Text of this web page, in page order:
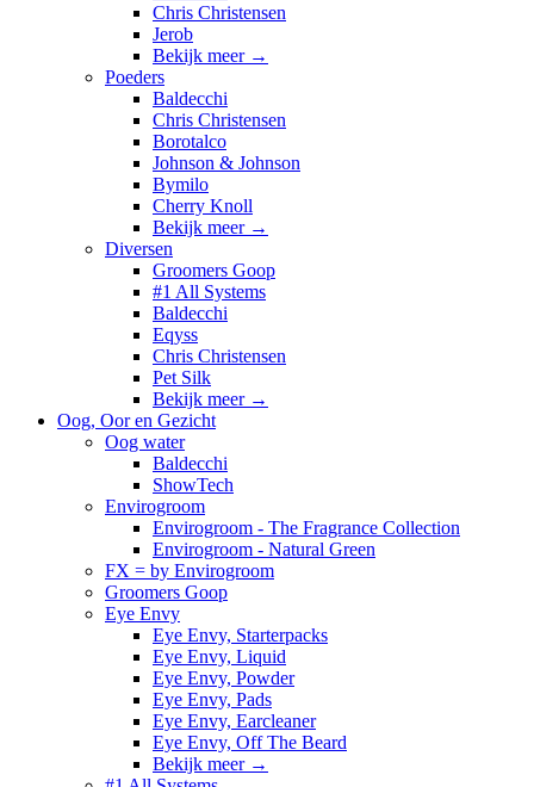
Chris Christensen
Jerob
Bekijk meer →
Poeders
Baldecchi
Chris Christensen
Borotalco
Johnson & Johnson
Bymilo
Cherry Knoll
Bekijk meer →
Diversen
Groomers Goop
#1 All Systems
Baldecchi
Eqyss
Chris Christensen
Pet Silk
Bekijk meer →
Oog, Oor en Gezicht
Oog water
Baldecchi
ShowTech
Envirogroom
Envirogroom - The Fragrance Collection
Envirogroom - Natural Green
FX = by Envirogroom
Groomers Goop
Eye Envy
Eye Envy, Starterpacks
Eye Envy, Liquid
Eye Envy, Powder
Eye Envy, Pads
Eye Envy, Earcleaner
Eye Envy, Off The Beard
Bekijk meer →